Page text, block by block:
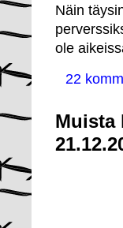
Näin
ole
22
Muista